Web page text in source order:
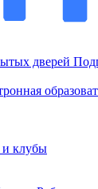
дверей
и клубы